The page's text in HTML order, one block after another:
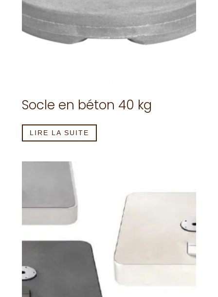
Socle en béton 40 kg
LIRE LA SUITE